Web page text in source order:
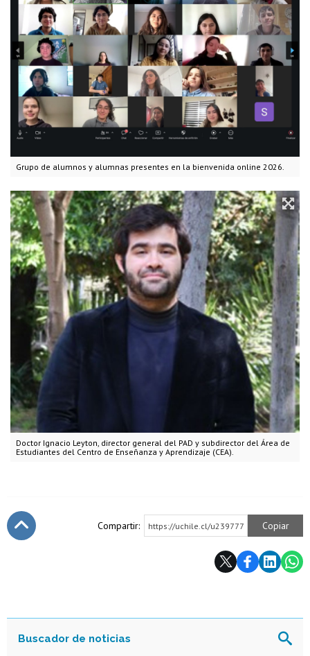
Grupo de alumnos y alumnas presentes en la bienvenida online 2026.
Doctor Ignacio Leyton, director general del PAD y subdirector del Área de
Estudiantes del Centro de Enseñanza y Aprendizaje (CEA).
Compartir: https://uchile.cl/u239777 Copiar